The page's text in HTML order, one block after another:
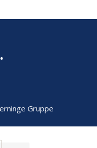
Gruppe
TrygFondens og
indbakke.